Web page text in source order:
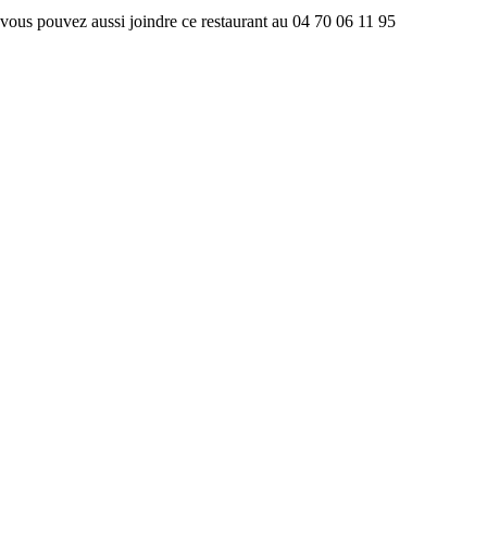
vous pouvez aussi joindre ce restaurant au 04 70 06 11 95